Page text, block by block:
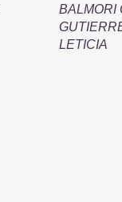
BALMORI
LETICIA